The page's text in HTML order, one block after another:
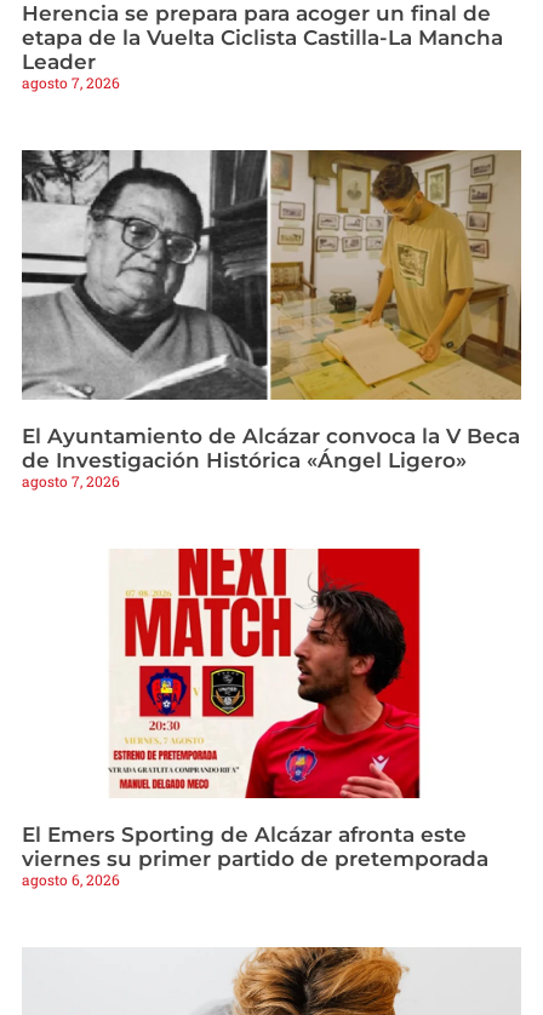
Herencia se prepara para acoger un final de
etapa de la Vuelta Ciclista Castilla-La Mancha
Leader
agosto 7, 2026
El Ayuntamiento de Alcázar convoca la V Beca
de Investigación Histórica «Ángel Ligero»
agosto 7, 2026
El Emers Sporting de Alcázar afronta este
viernes su primer partido de pretemporada
agosto 6, 2026